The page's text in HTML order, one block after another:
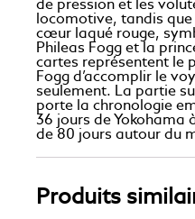
de pression et les
locomotive, tandis que
cœur laqué rouge,
Phileas Fogg et la
cartes représentent le
Fogg d’accomplir le
seulement. La partie
porte la chronologie
36 jours de Yokohama
de 80 jours autour du
Produits